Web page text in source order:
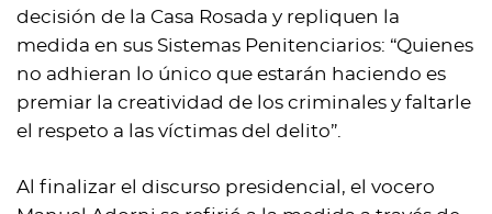
decisión de la Casa Rosada y repliquen la
medida en sus Sistemas Penitenciarios: “Quienes
no adhieran lo único que estarán haciendo es
premiar la creatividad de los criminales y faltarle
el respeto a las víctimas del delito”.
Al finalizar el discurso presidencial, el vocero